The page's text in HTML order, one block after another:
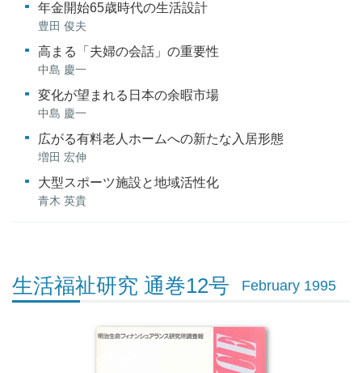
年金開始65歳時代の生活設計
豊田 俊夫
高まる「夫婦の会話」の重要性
中島 慶一
変化が望まれる日本の余暇市場
中島 慶一
広がる有料老人ホームへの新たな入居形態
増田 宏伸
大型スポーツ施設と地域活性化
青木 英貴
生活福祉研究 通巻12号 February 1995